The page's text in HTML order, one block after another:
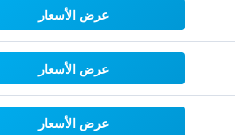
عرض الأسعار
عرض الأسعار
عرض الأسعار